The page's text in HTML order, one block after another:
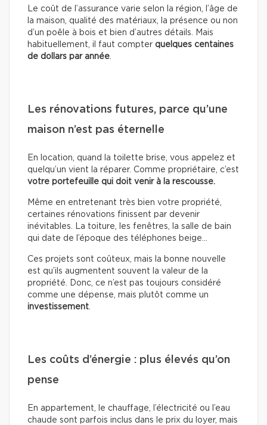
Le coût de l’assurance varie selon la région, l’âge de
la maison, qualité des matériaux, la présence ou non
d’un poêle à bois et bien d’autres détails. Mais
habituellement, il faut compter quelques centaines
de dollars par année
Les rénovations futures, parce qu’une
maison n’est pas éternelle
En location, quand la toilette brise, vous appelez et
quelqu’un vient la réparer. Comme propriétaire, c’est
votre portefeuille qui doit venir à la rescousse.
Même en entretenant très bien votre propriété,
certaines rénovations finissent par devenir
inévitables. La toiture, les fenêtres, la salle de bain
qui date de l’époque des téléphones beige…
Ces projets sont coûteux, mais la bonne nouvelle
est qu’ils augmentent souvent la valeur de la
propriété. Donc, ce n’est pas toujours considéré
comme une dépense, mais plutôt comme un
investissement
Les coûts d’énergie : plus élevés qu’on
pense
En appartement, le chauffage, l’électricité ou l’eau
chaude sont parfois inclus dans le prix du loyer, mais